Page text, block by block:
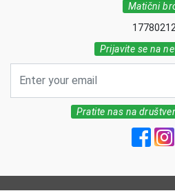
Matični
17780212
Prijavite se na
Pratite nas na